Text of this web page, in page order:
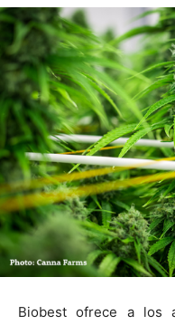
Biobest ofrece a los